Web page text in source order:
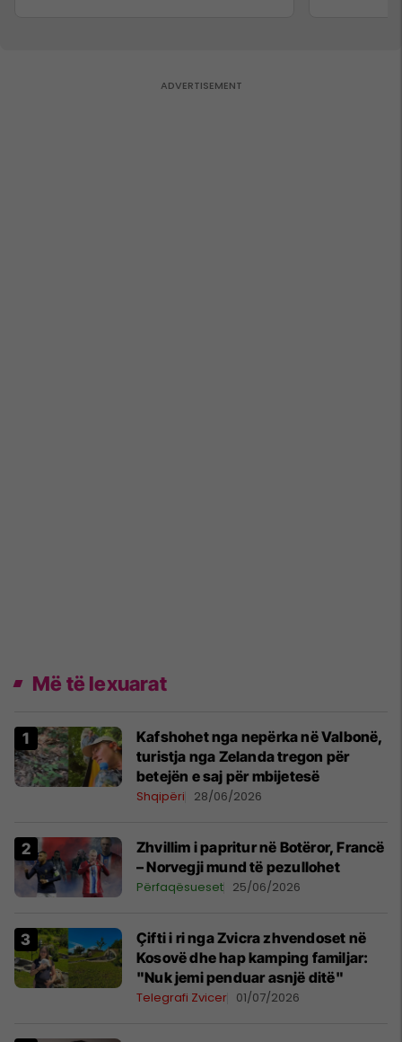
Më të lexuarat
Kafshohet nga nepërka në Valbonë,
turistja nga Zelanda tregon për
betejën e saj për mbijetesë
Shqipëri 28/06/2026
Zhvillim i papritur në Botëror, Francë
– Norvegji mund të pezullohet
Përfaqësueset 25/06/2026
Çifti i ri nga Zvicra zhvendoset në
Kosovë dhe hap kamping familjar:
"Nuk jemi penduar asnjë ditë"
Telegrafi Zvicer 01/07/2026